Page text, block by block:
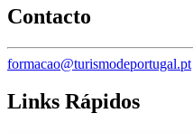
Contacto
formacao@turismodeportugal.pt
Links Rápidos